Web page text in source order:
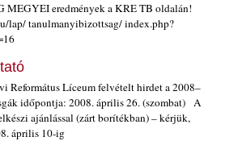
MEGYEI eredmények a KRE TB oldalán!
lap/ tanulmanyibizottsag/ index.php?
Református Líceum felvételt hirdet a 2008–
időpontja: 2008. április 26. (szombat) A
ajánlással (zárt borítékban) – kérjük,
április 10-ig